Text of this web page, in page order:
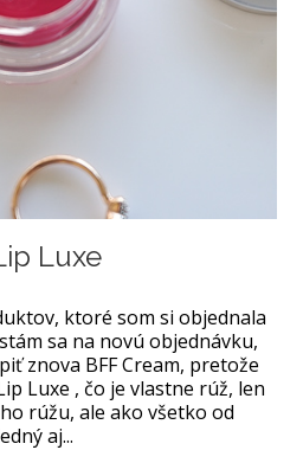
Luxe
ktoré som si objednala
sa na novú objednávku,
znova BFF Cream, pretože
Luxe , čo je vlastne rúž, len
rúžu, ale ako všetko od
aj...